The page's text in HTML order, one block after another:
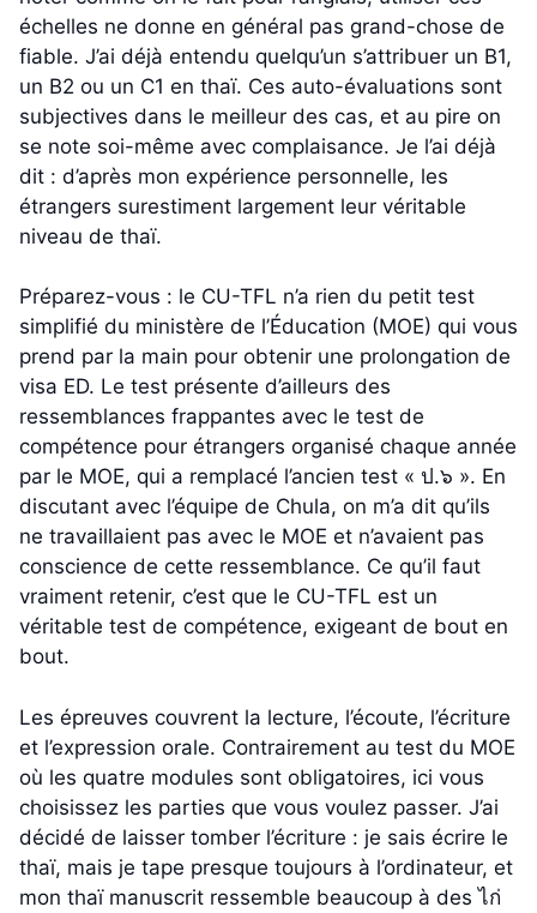
échelles ne donne en général pas grand-chose de
fiable. J’ai déjà entendu quelqu’un s’attribuer un B1,
un B2 ou un C1 en thaï. Ces auto-évaluations sont
subjectives dans le meilleur des cas, et au pire on
se note soi-même avec complaisance. Je l’ai déjà
dit : d’après mon expérience personnelle, les
étrangers surestiment largement leur véritable
niveau de thaï.
Préparez-vous : le CU-TFL n’a rien du petit test
simplifié du ministère de l’Éducation (MOE) qui vous
prend par la main pour obtenir une prolongation de
visa ED. Le test présente d’ailleurs des
ressemblances frappantes avec le test de
compétence pour étrangers organisé chaque année
par le MOE, qui a remplacé l’ancien test « ป.๖ ». En
discutant avec l’équipe de Chula, on m’a dit qu’ils
ne travaillaient pas avec le MOE et n’avaient pas
conscience de cette ressemblance. Ce qu’il faut
vraiment retenir, c’est que le CU-TFL est un
véritable test de compétence, exigeant de bout en
bout.
Les épreuves couvrent la lecture, l’écoute, l’écriture
et l’expression orale. Contrairement au test du MOE
où les quatre modules sont obligatoires, ici vous
choisissez les parties que vous voulez passer. J’ai
décidé de laisser tomber l’écriture : je sais écrire le
thaï, mais je tape presque toujours à l’ordinateur, et
mon thaï manuscrit ressemble beaucoup à des ไก่